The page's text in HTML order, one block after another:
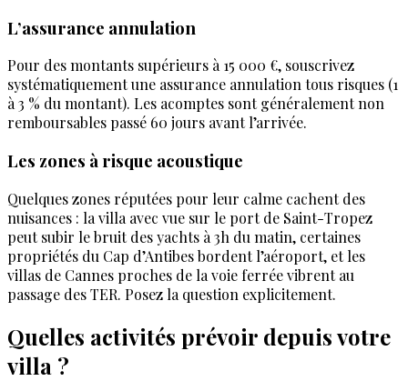
L’assurance annulation
Pour des montants supérieurs à 15 000 €, souscrivez
systématiquement une assurance annulation tous risques (1
à 3 % du montant). Les acomptes sont généralement non
remboursables passé 60 jours avant l’arrivée.
Les zones à risque acoustique
Quelques zones réputées pour leur calme cachent des
nuisances : la villa avec vue sur le port de Saint-Tropez
peut subir le bruit des yachts à 3h du matin, certaines
propriétés du Cap d’Antibes bordent l’aéroport, et les
villas de Cannes proches de la voie ferrée vibrent au
passage des TER. Posez la question explicitement.
Quelles activités prévoir depuis votre
villa ?